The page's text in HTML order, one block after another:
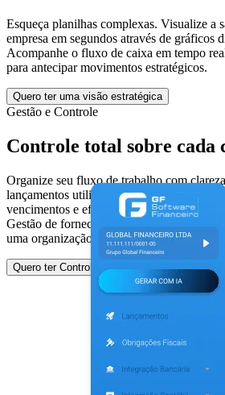
Esqueça planilhas complexas. Visualize a
empresa em segundos através de gráficos
Acompanhe o fluxo de caixa em tempo
para antecipar movimentos estratégicos.
Quero ter uma visão estratégica
Gestão e Controle
Controle total sobre cada
Organize seu fluxo de trabalho com
lançamentos utiliza indicadores de status
vencimentos e efetivações, garantindo que
Gestão de fornecedores e histórico de
uma organização impecável.
Quero ter Controle Total